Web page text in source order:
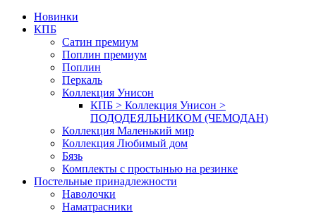
Новинки
КПБ
Сатин премиум
Поплин премиум
Поплин
Перкаль
Коллекция Унисон
КПБ > Коллекция Унисон >
ПОДОДЕЯЛЬНИКОМ (ЧЕМОДАН)
Коллекция Маленький мир
Коллекция Любимый дом
Бязь
Комплекты с простынью на резинке
Постельные принадлежности
Наволочки
Наматрасники